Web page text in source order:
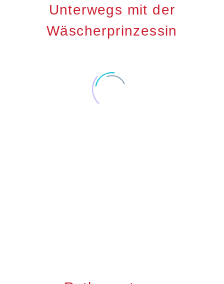
Unterwegs mit der
Wäscherprinzessin